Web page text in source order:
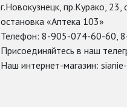
г.Новокузнецк, пр.Курако,
остановка «Аптека 103»
Телефон: 8-905-074-60-60,
Присоединяйтесь в наш
Наш интернет-магазин: